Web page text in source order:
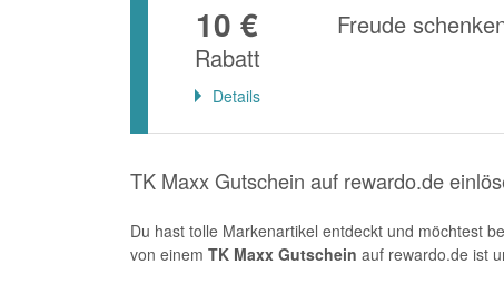
10 €
Rabatt
Freude
Details
TK Maxx Gutschein auf rewardo.de
Du hast tolle Markenartikel entdeckt und möchtest
von einem TK Maxx Gutschein auf rewardo.de ist